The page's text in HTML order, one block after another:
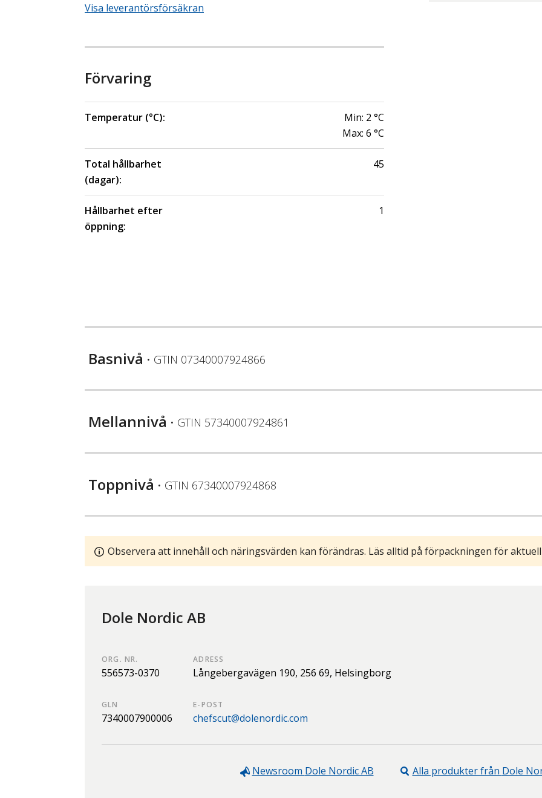
Visa leverantörsförsäkran
Förvaring
Temperatur (°C): Min: 2 °C
Max: 6 °C
Total hållbarhet
(dagar):
45
Hållbarhet efter
öppning:
1
Basnivå • GTIN 07340007924866
Mellannivå • GTIN 57340007924861
Toppnivå • GTIN 67340007924868
Observera att innehåll och näringsvärden kan förändras. Läs alltid på förpackningen för
Dole Nordic AB
ORG. NR.
556573-0370
GLN
7340007900006
ADRESS
Långebergavägen 190, 256 69, Helsingborg
E-POST
chefscut@dolenordic.com
Newsroom Dole Nordic AB Alla produkter från Dole